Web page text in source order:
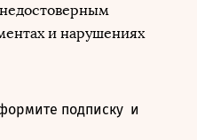
и нарушениях
подписку и